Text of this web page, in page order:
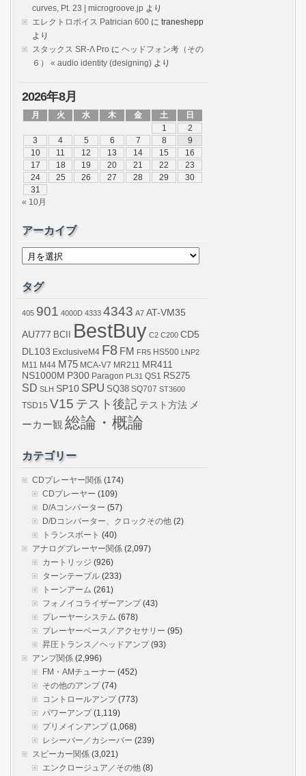
curves, Pt. 23 | microgroove.jp より
エレクトロボイス Patrician 600 に traneshepp
より
スタックス SR-Λ Pro に ヘッドフォン考（その
６） « audio identity (designing) より
2026年8月
月 火 水 木 金 土
日
1
2
3
4 5 6 7 8
9
10
11 12 13 14 15
16
17
18 19 20 21 22
23
24
25 26 27 28 29
30
31
« 10月
アーカイブ
ア
イ
ブ
タグ
405 901 4000D 4333 4343 A7 AT-VM35
AU777 BCII BestBuy C2 C200 CD5
DL103 ExclusiveM4 F8 FM FR5 HS500 LNP2
M11
M44 M75 MCA-V7 MR211 MR411
NS1000M P300 Paragon PL31 QS1 RS275
SD SLH SP10 SPU SQ38 SQ707 ST3600
TSD15 V15 テスト後記 テスト方法 メ
ーカー観 総論・概論
カテゴリー
CDプレーヤー関係 (174)
CDプレーヤー (109)
D/Aコンバーター (57)
D/Dコンバーター、クロックその他 (2)
トランスボート (40)
アナログプレーヤー関係 (2,097)
カートリッジ (926)
ターンテーブル (233)
トーンアーム (261)
フォノイコライザーアンプ(43)
プレーヤーシステム (678)
プレーヤーベース／アクセサリー (95)
昇圧トランス／ヘッドアンプ(93)
アンプ関係 (2,996)
FM・AMチューナー (452)
その他のアンプ(74)
コントロールアンプ(773)
パワーアンプ(1,119)
プリメインアンプ(1,068)
レシーバー／カシーバー (239)
スピーカー関係 (3,021)
エンクロージュア／その他 (8)